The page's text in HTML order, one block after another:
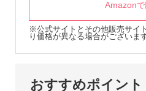
Amazon
※公式サイトとその他販売サイ
り価格が異なる場合がございます
おすすめポイント